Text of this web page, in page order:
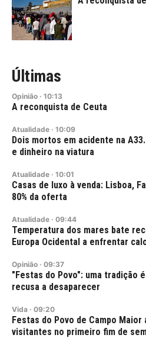
Últimas
Opinião · 10:13
A reconquista de Ceuta
Atualidade · 10:09
Dois mortos em acidente na
e dinheiro na viatura
Atualidade · 10:01
Casas de luxo à venda: Lisboa,
80% da oferta
Atualidade · 09:44
Temperatura dos mares bate
Europa Ocidental a enfrentar
Opinião · 09:37
"Festas do Povo": uma tradição
recusa a desaparecer
Vida · 09:20
Festas do Povo de Campo
visitantes no primeiro fim de